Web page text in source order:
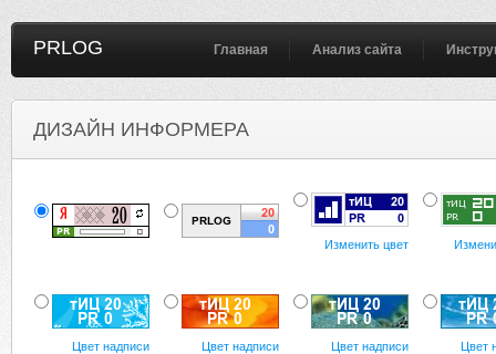
PRLOG Главная Анализ сайта
ДИЗАЙН ИНФОРМЕРА
Изменить цвет
Цвет надписи Цвет надписи Цвет надписи Цвет